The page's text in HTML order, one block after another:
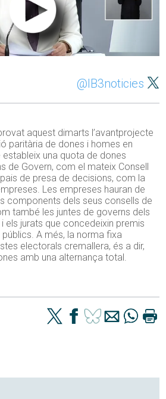
@IB3noticies
aquest dimarts l’avantprojecte
paritària de dones i homes en
una quota de dones
de Govern, com el mateix Consell
de presa de decisions, com la
Les empreses hauran de
components dels seus consells de
també les juntes de governs dels
els jurats que concedeixin premis
A més, la norma fixa
electorals cremallera, és a dir,
amb una alternança total.